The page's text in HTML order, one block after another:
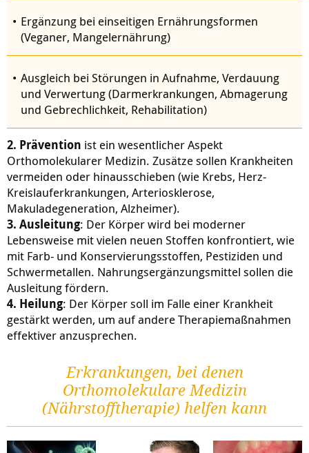
Ergänzung bei einseitigen Ernährungsformen
(Veganer, Mangelernährung)
Ausgleich bei Störungen in Aufnahme, Verdauung
und Verwertung (Darmerkrankungen, Abmagerung
und Gebrechlichkeit, Rehabilitation)
2. Prävention ist ein wesentlicher Aspekt
Orthomolekularer Medizin. Zusätze sollen Krankheiten
vermeiden oder hinausschieben (wie Krebs, Herz-
Kreislauferkrankungen, Arteriosklerose,
Makuladegeneration, Alzheimer).
3. Ausleitung: Der Körper wird bei moderner
Lebensweise mit vielen neuen Stoffen konfrontiert, wie
mit Farb- und Konservierungsstoffen, Pestiziden und
Schwermetallen. Nahrungsergänzungsmittel sollen die
Ausleitung fördern.
4. Heilung: Der Körper soll im Falle einer Krankheit
gestärkt werden, um auf andere Therapiemaßnahmen
effektiver anzusprechen.
Erkrankungen, bei denen
Orthomolekulare Medizin
(Nährstofftherapie) helfen kann